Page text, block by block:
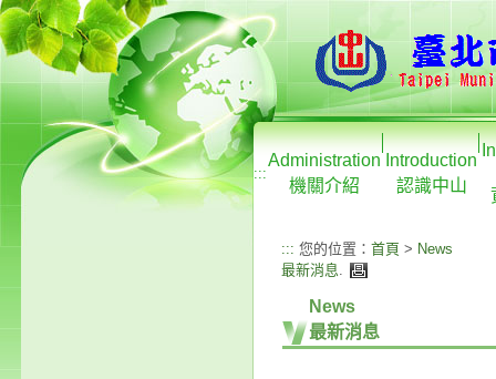
:::
Administration
機關介紹
Introduction
認識中山
::: 您的位置： 首頁 > News
最新消息.
News
最新消息